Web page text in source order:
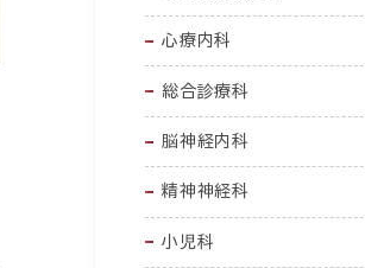
心療内科
総合診療科
脳神経内科
精神神経科
小児科